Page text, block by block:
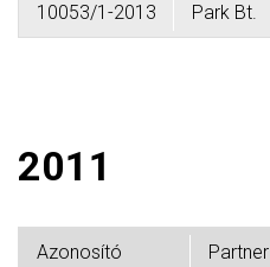
10053/1-2013 Park Bt.
2011
Azonosító Partner